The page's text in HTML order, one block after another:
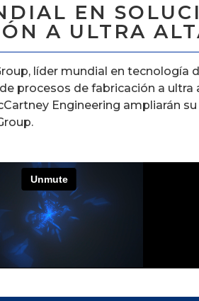
EN
A ULTRA
líder mundial en tecnología
procesos de fabricación a ultra
Engineering ampliarán